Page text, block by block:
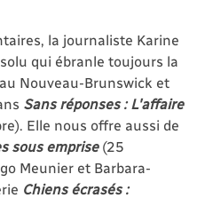
la journaliste Karine
qui ébranle toujours la
Nouveau-Brunswick et
Sans réponses : L'affaire
Elle nous offre aussi de
sous emprise (25
Meunier et Barbara-
Chiens écrasés :